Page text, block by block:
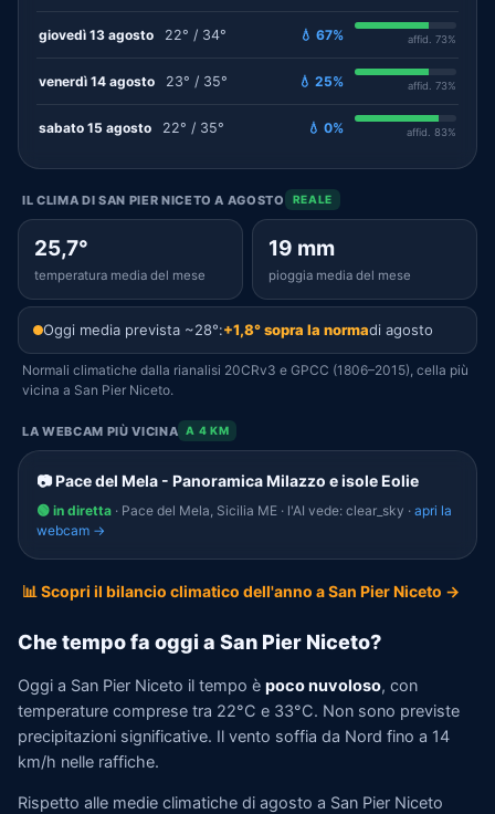
giovedì 13 agosto 22° / 34° 💧 67% affid. 73%
venerdì 14 agosto 23° / 35° 💧 25% affid. 73%
sabato 15 agosto 22° / 35° 💧 0% affid. 83%
IL CLIMA DI SAN PIER NICETO A AGOSTO REALE
25,7°
temperatura media del mese
19 mm
pioggia media del mese
Oggi media prevista ~28°:+1,8° sopra la normadi agosto
Normali climatiche dalla rianalisi 20CRv3 e GPCC (1806–2015), cella più
vicina a San Pier Niceto.
LA WEBCAM PIÙ VICINA A 4 KM
📷 Pace del Mela - Panoramica Milazzo e isole Eolie
🟢 in diretta · Pace del Mela, Sicilia ME · l'AI vede: clear_sky · apri la
webcam →
📊 Scopri il bilancio climatico dell'anno a San Pier Niceto →
Che tempo fa oggi a San Pier Niceto?
Oggi a San Pier Niceto il tempo è poco nuvoloso, con
temperature comprese tra 22°C e 33°C. Non sono previste
precipitazioni significative. Il vento soffia da Nord fino a 14
km/h nelle raffiche.
Rispetto alle medie climatiche di agosto a San Pier Niceto